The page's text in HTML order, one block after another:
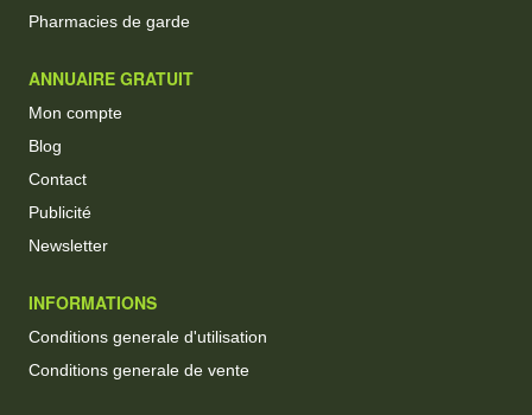
Pharmacies de garde
ANNUAIRE GRATUIT
Mon compte
Blog
Contact
Publicité
Newsletter
INFORMATIONS
Conditions generale d'utilisation
Conditions generale de vente